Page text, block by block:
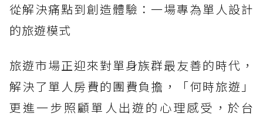
從解決痛點到創造體驗：一場專為單人設計
的旅遊模式
旅遊市場正迎來對單身族群最友善的時代，
解決了單人房費的團費負擔，「何時旅遊」
更進一步照顧單人出遊的心理感受，於台